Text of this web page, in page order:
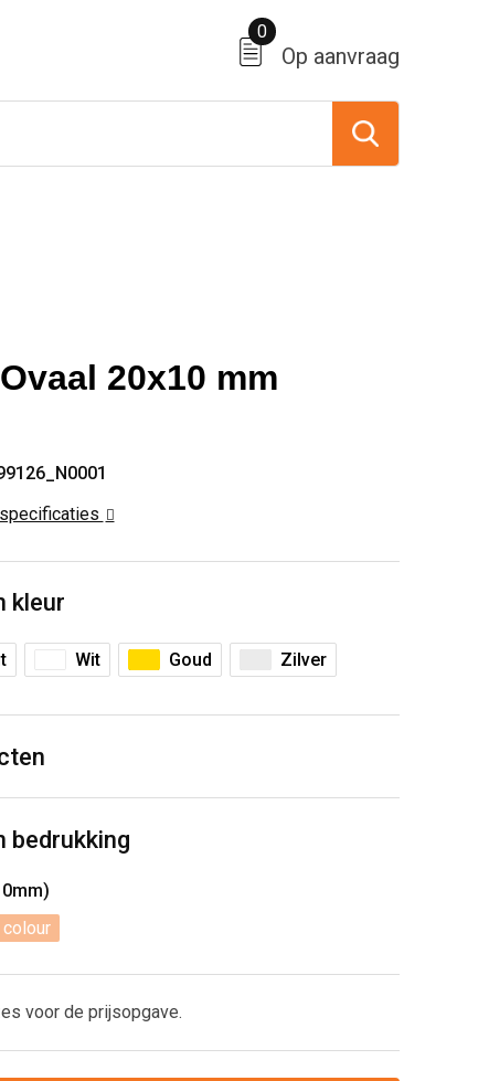
Op aanvraag
0
20x10 mm
kleur
Wit Goud Zilver
bedrukking
colour
voor de prijsopgave.